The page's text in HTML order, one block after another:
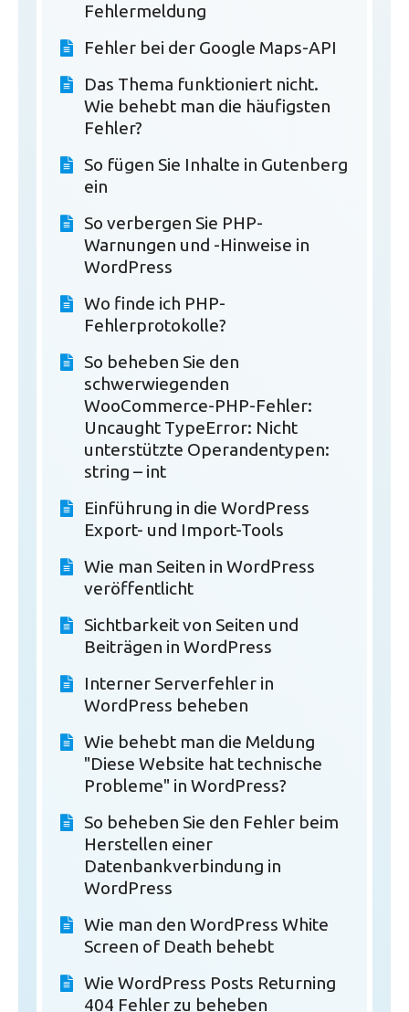
Fehlermeldung
Fehler bei der Google Maps-API
Das Thema funktioniert nicht.
Wie behebt man die häufigsten
Fehler?
So fügen Sie Inhalte in Gutenberg
ein
So verbergen Sie PHP-
Warnungen und -Hinweise in
WordPress
Wo finde ich PHP-
Fehlerprotokolle?
So beheben Sie den
schwerwiegenden
WooCommerce-PHP-Fehler:
Uncaught TypeError: Nicht
unterstützte Operandentypen:
string – int
Einführung in die WordPress
Export- und Import-Tools
Wie man Seiten in WordPress
veröffentlicht
Sichtbarkeit von Seiten und
Beiträgen in WordPress
Interner Serverfehler in
WordPress beheben
Wie behebt man die Meldung
"Diese Website hat technische
Probleme" in WordPress?
So beheben Sie den Fehler beim
Herstellen einer
Datenbankverbindung in
WordPress
Wie man den WordPress White
Screen of Death behebt
Wie WordPress Posts Returning
404 Fehler zu beheben